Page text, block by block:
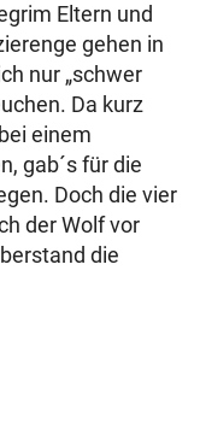
Eltern und
gehen in
nur „schwer
Da kurz
einem
gab´s für die
Doch die vier
der Wolf vor
die